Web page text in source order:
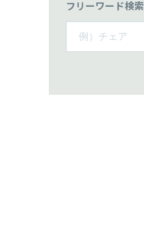
フリーワード検索